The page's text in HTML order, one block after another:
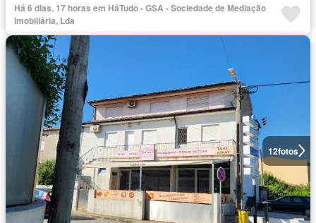
Há 6 dias, 17 horas em HáTudo - GSA - Sociedade de Mediação
Imobiliária, Lda
12fotos